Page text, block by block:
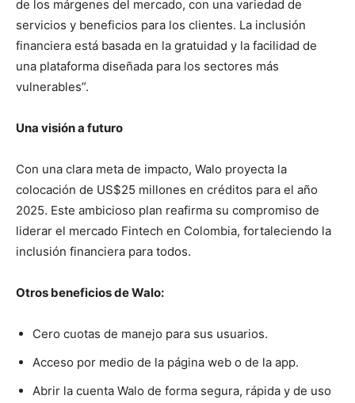
de los márgenes del mercado, con una variedad de
servicios y beneficios para los clientes. La inclusión
financiera está basada en la gratuidad y la facilidad de
una plataforma diseñada para los sectores más
vulnerables”.
Una visión a futuro
Con una clara meta de impacto, Walo proyecta la
colocación de US$25 millones en créditos para el año
2025. Este ambicioso plan reafirma su compromiso de
liderar el mercado Fintech en Colombia, fortaleciendo la
inclusión financiera para todos.
Otros beneficios de Walo:
Cero cuotas de manejo para sus usuarios.
Acceso por medio de la página web o de la app.
Abrir la cuenta Walo de forma segura, rápida y de uso